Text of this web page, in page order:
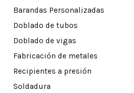
Barandas Personalizadas
Doblado de tubos
Doblado de vigas
Fabricación de metales
Recipientes a presión
Soldadura